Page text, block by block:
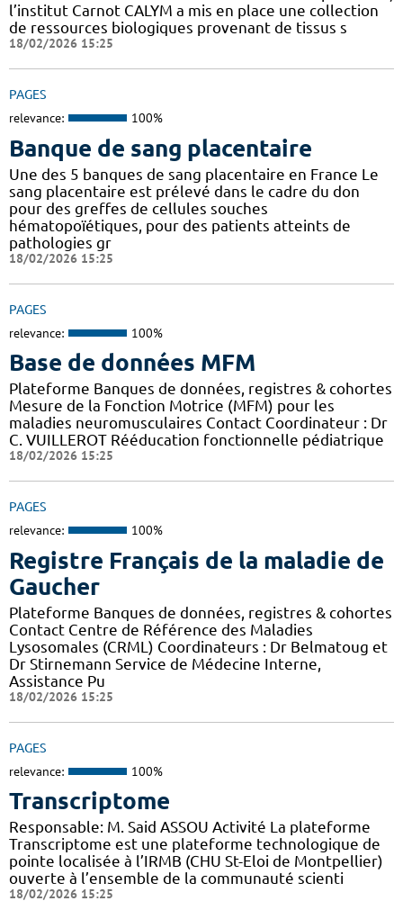
l’institut Carnot CALYM a mis en place une collection
de ressources biologiques provenant de tissus s
18/02/2026 15:25
PAGES
relevance: 100%
Banque de sang placentaire
Une des 5 banques de sang placentaire en France Le
sang placentaire est prélevé dans le cadre du don
pour des greffes de cellules souches
hématopoïétiques, pour des patients atteints de
pathologies gr
18/02/2026 15:25
PAGES
relevance: 100%
Base de données MFM
Plateforme Banques de données, registres & cohortes
Mesure de la Fonction Motrice (MFM) pour les
maladies neuromusculaires Contact Coordinateur : Dr
C. VUILLEROT Rééducation fonctionnelle pédiatrique
18/02/2026 15:25
PAGES
relevance: 100%
Registre Français de la maladie de
Gaucher
Plateforme Banques de données, registres & cohortes
Contact Centre de Référence des Maladies
Lysosomales (CRML) Coordinateurs : Dr Belmatoug et
Dr Stirnemann Service de Médecine Interne,
Assistance Pu
18/02/2026 15:25
PAGES
relevance: 100%
Transcriptome
Responsable: M. Said ASSOU Activité La plateforme
Transcriptome est une plateforme technologique de
pointe localisée à l’IRMB (CHU St-Eloi de Montpellier)
ouverte à l’ensemble de la communauté scienti
18/02/2026 15:25